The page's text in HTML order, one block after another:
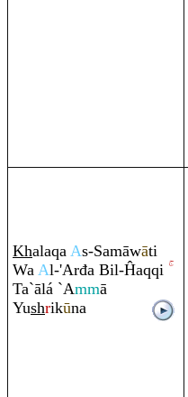
Khalaqa As-Samāwāti
Wa Al-'Arđa Bil-Ĥaqqi
Ta`ālá `Ammā
Yushrikūna